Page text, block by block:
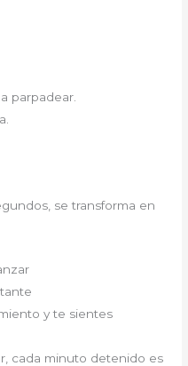
parpadear.
se transforma en
y te sientes
cada minuto detenido es